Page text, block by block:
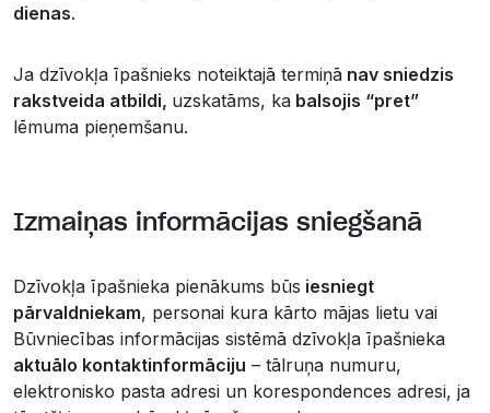
dienas.
Ja dzīvokļa īpašnieks noteiktajā termiņā nav sniedzis
rakstveida atbildi, uzskatāms, ka balsojis “pret”
lēmuma pieņemšanu.
Izmaiņas informācijas sniegšanā
Dzīvokļa īpašnieka pienākums būs iesniegt
pārvaldniekam, personai kura kārto mājas lietu vai
Būvniecības informācijas sistēmā dzīvokļa īpašnieka
aktuālo kontaktinformāciju – tālruņa numuru,
elektronisko pasta adresi un korespondences adresi, ja